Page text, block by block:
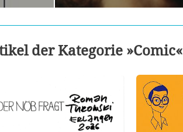
der Kategorie »Comic«